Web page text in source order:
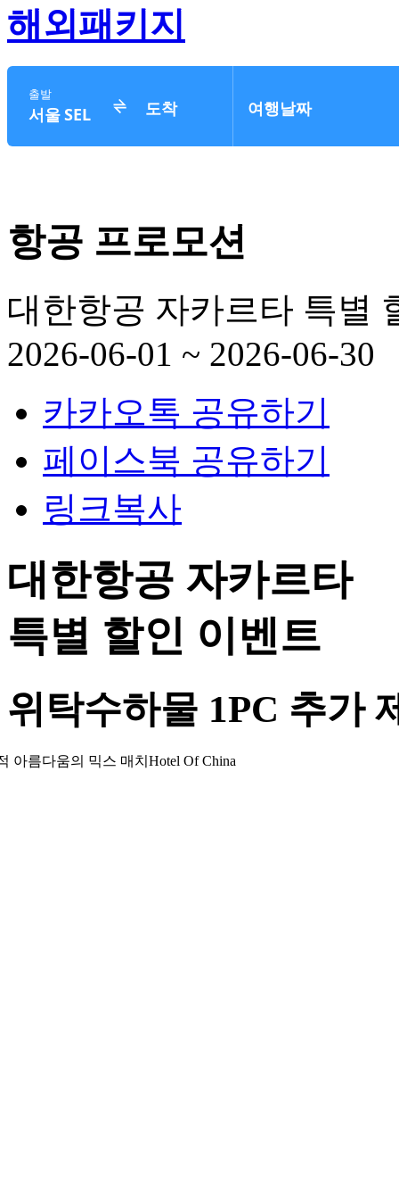
해외패키지
항공 프로모션
대한항공 자카르타 특별
2026-06-01 ~ 2026-06-30
카카오톡 공유하기
페이스북 공유하기
링크복사
대한항공 자카르타
특별 할인 이벤트
위탁수하물 1PC 추가